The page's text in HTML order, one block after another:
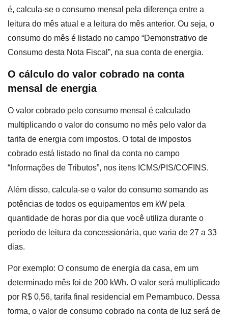
é, calcula-se o consumo mensal pela diferença entre a
leitura do mês atual e a leitura do mês anterior. Ou seja, o
consumo do mês é listado no campo “Demonstrativo de
Consumo desta Nota Fiscal”, na sua conta de energia.
O cálculo do valor cobrado na conta
mensal de energia
O valor cobrado pelo consumo mensal é calculado
multiplicando o valor do consumo no mês pelo valor da
tarifa de energia com impostos. O total de impostos
cobrado está listado no final da conta no campo
“Informações de Tributos”, nos itens ICMS/PIS/COFINS.
Além disso, calcula-se o valor do consumo somando as
potências de todos os equipamentos em kW pela
quantidade de horas por dia que você utiliza durante o
período de leitura da concessionária, que varia de 27 a 33
dias.
Por exemplo: O consumo de energia da casa, em um
determinado mês foi de 200 kWh. O valor será multiplicado
por R$ 0,56, tarifa final residencial em Pernambuco. Dessa
forma, o valor de consumo cobrado na conta de luz será de